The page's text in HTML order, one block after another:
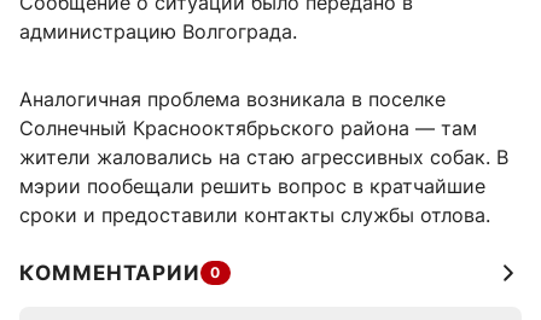
администрацию Волгограда.
Аналогичная проблема возникала в поселке
Солнечный Краснооктябрьского района — там
жители жаловались на стаю агрессивных собак. В
мэрии пообещали решить вопрос в кратчайшие
сроки и предоставили контакты службы отлова.
КОММЕНТАРИИ 0